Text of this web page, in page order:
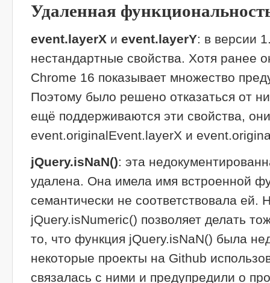
Удаленная
event.layerX и event.layerY: в версии
нестандартные свойства. Хотя ранее
Chrome 16 показывает множество
Поэтому было решено отказаться от
ещё поддерживаются эти свойства,
event.originalEvent.layerX и
jQuery.isNaN(): эта
удалена. Она имела имя встроенной
семантически не соответствовала ей.
jQuery.isNumeric() позволяет делать
то, что функция jQuery.isNaN() была
некоторые проекты на Github
связалась с ними и предупредили о